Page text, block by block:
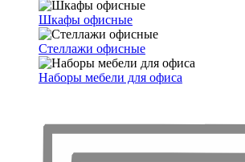
Шкафы офисные
Стеллажи офисные
Наборы мебели для офиса